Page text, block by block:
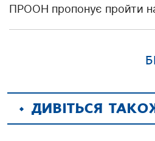
ПРООН пропонує пройти
ДИВІТЬСЯ